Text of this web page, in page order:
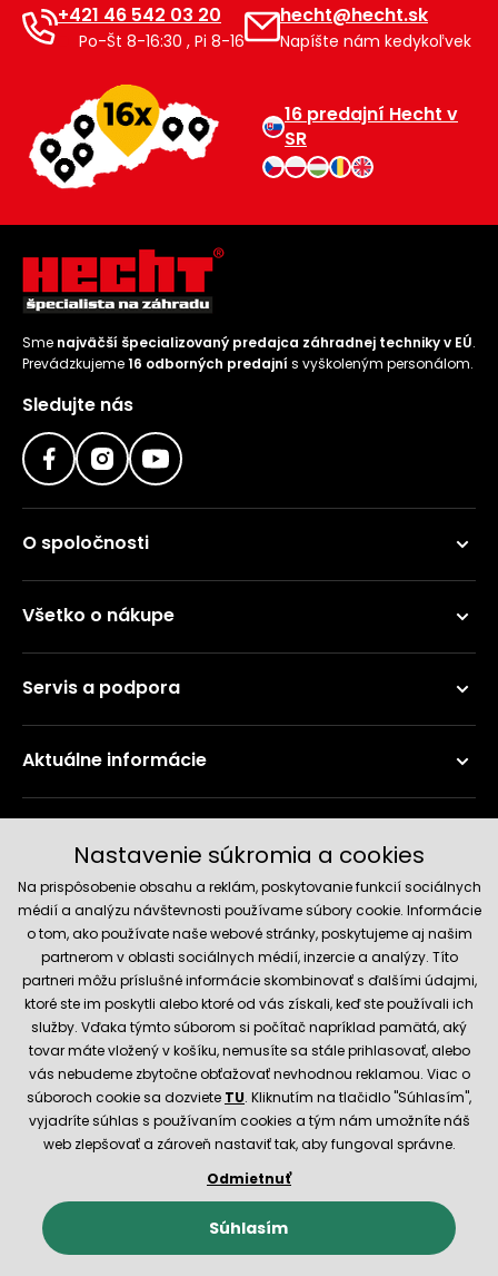
+421 46 542 03 20
Po-Št 8-16:30 , Pi 8-16
hecht@hecht.sk
Napíšte nám kedykoľvek
16 predajní Hecht v
SR
Sme najväčší špecializovaný predajca záhradnej techniky v EÚ.
Prevádzkujeme16 odborných predajní s vyškoleným personálom.
Sledujte nás
O spoločnosti
Všetko o nákupe
Servis a podpora
Aktuálne informácie
Spoľahlivý obchod
Obchodné podmienky
Nastavenie cookies
E-shop vytvorila a technicky zaisťujeSIMPLIA.cz
Nastavenie súkromia a cookies
Na prispôsobenie obsahu a reklám, poskytovanie funkcií sociálnych
médií a analýzu návštevnosti používame súbory cookie. Informácie
o tom, ako používate naše webové stránky, poskytujeme aj našim
partnerom v oblasti sociálnych médií, inzercie a analýzy. Títo
partneri môžu príslušné informácie skombinovať s ďalšími údajmi,
ktoré ste im poskytli alebo ktoré od vás získali, keď ste používali ich
služby. Vďaka týmto súborom si počítač napríklad pamätá, aký
tovar máte vložený v košíku, nemusíte sa stále prihlasovať, alebo
vás nebudeme zbytočne obťažovať nevhodnou reklamou. Viac o
súboroch cookie sa dozviete TU. Kliknutím na tlačidlo "Súhlasím",
vyjadríte súhlas s používaním cookies a tým nám umožníte náš
web zlepšovať a zároveň nastaviť tak, aby fungoval správne.
Odmietnuť
Súhlasím